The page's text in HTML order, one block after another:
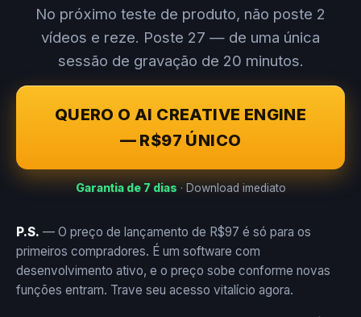
No próximo teste de produto, não poste 2
vídeos e reze. Poste 27 — de uma única
sessão de gravação de 20 minutos.
QUERO O AI CREATIVE ENGINE
— R$97 ÚNICO
Garantia de 7 dias · Download imediato
P.S. — O preço de lançamento de R$97 é só para os
primeiros compradores. É um software com
desenvolvimento ativo, e o preço sobe conforme novas
funções entram. Trave seu acesso vitalício agora.